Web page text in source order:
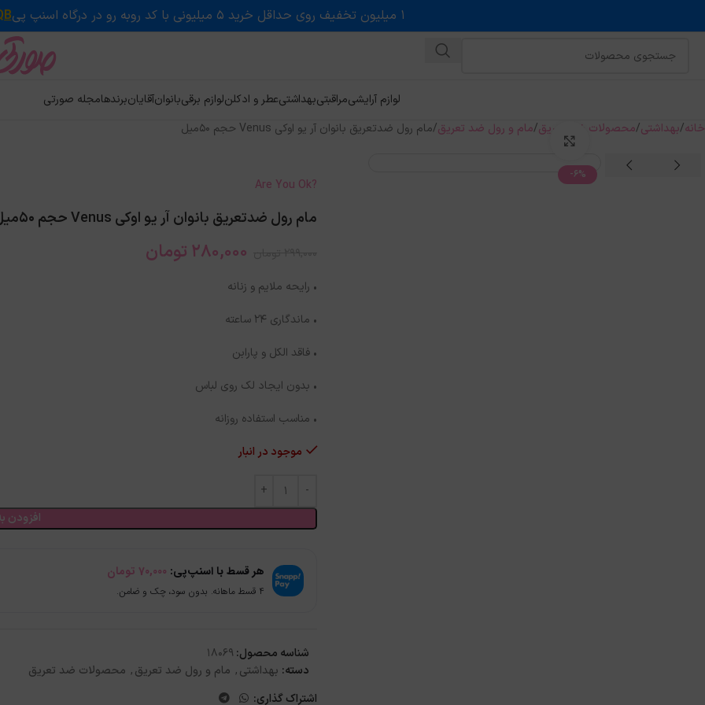
۱ میلیون تخفیف روی حداقل خرید ۵ میلیونی با کد روبه رو در درگاه اسنپ پی
لوازم آرایشیمراقبتیبهداشتیعطر و ادکلنلوازم برقیبانوانآقایانبرندهامجله صورتی
خانه بهداشتی محصولات ضد تعریق مام و رول ضد تعریق مام رول ضدتعریق بانوان آر یو اوکی Venus حجم 50میل
-6%
بزرگنمایی تصویر
?Are You Ok
مام رول ضدتعریق بانوان آر یو اوکی Venus حجم 50میل
280,000 تومان
• رایحه ملایم و زنانه
• ماندگاری ۲۴ ساعته
• فاقد الکل و پارابن
• بدون ایجاد لک روی لباس
• مناسب استفاده روزانه
موجود در انبار
افزودن
هر قسط با اسنپ‌پی: 70,000 تومان
۴ قسط ماهانه. بدون سود، چک و ضامن.
شناسه محصول: 18069
دسته: بهداشتی, مام و رول ضد تعریق, محصولات ضد تعریق
اشتراک گذاری: